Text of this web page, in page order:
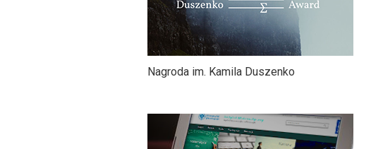
Nagroda im. Kamila Duszenko